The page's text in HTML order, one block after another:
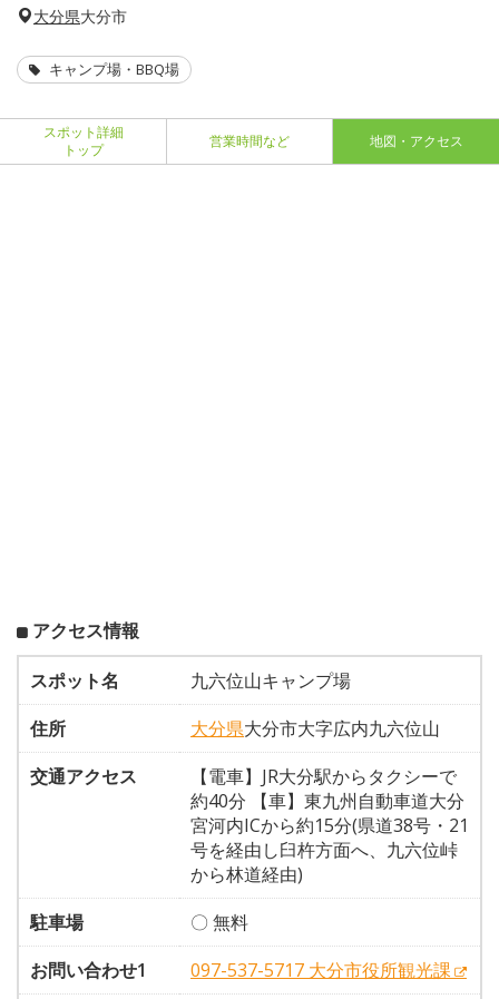
大分県大分市
キャンプ場・BBQ場
スポット詳細
トップ
営業時間など 地図・アクセス
アクセス情報
スポット名
九六位山キャンプ場
住所
大分県大分市大字広内九六位山
交通アクセス
【電車】JR大分駅からタクシーで
約40分 【車】東九州自動車道大分
宮河内ICから約15分(県道38号・21
号を経由し臼杵方面へ、九六位峠
から林道経由)
駐車場
〇 無料
お問い合わせ1
097-537-5717 大分市役所観光課